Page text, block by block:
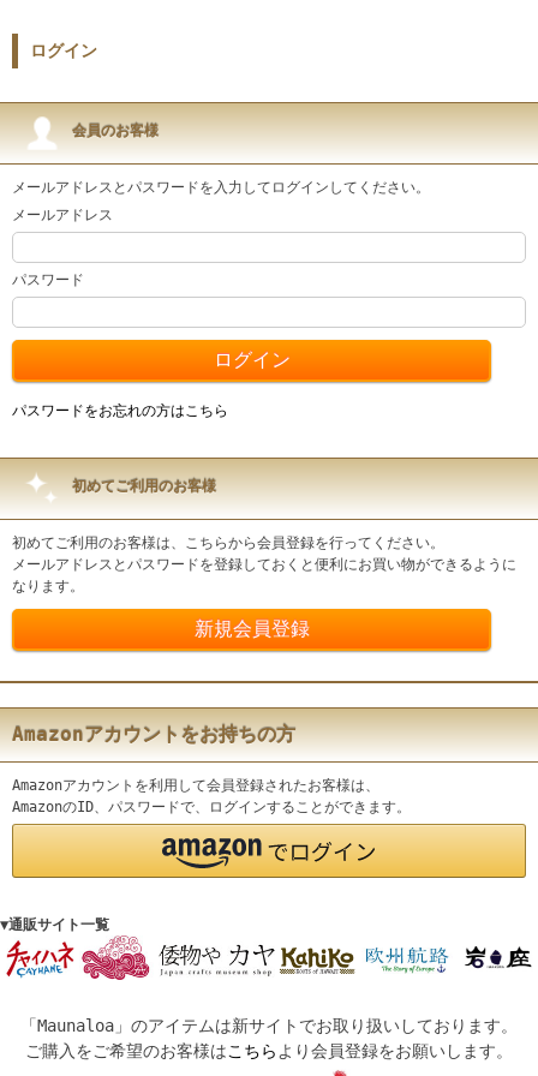
ログイン
会員のお客様
メールアドレスとパスワードを入力してログインしてください。
メールアドレス
パスワード
パスワードをお忘れの方はこちら
初めてご利用のお客様
初めてご利用のお客様は、こちらから会員登録を行ってください。
メールアドレスとパスワードを登録しておくと便利にお買い物ができるように
なります。
Amazonアカウントをお持ちの方
Amazonアカウントを利用して会員登録されたお客様は、
AmazonのID、パスワードで、ログインすることができます。
▼通販サイト一覧
「Maunaloa」のアイテムは新サイトでお取り扱いしております。
ご購入をご希望のお客様はこちら より会員登録をお願いします。